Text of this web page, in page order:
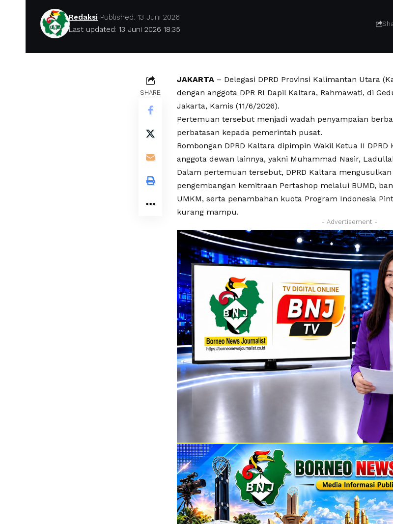
Last updated: 13 Juni 2026 18:35
Redaksi Published: 13 Juni 2026
SHARE
JAKARTA – Delegasi DPRD Provinsi Kalimantan Utara
dengan anggota DPR RI Dapil Kaltara, Rahmawati, di
Jakarta, Kamis (11/6/2026).
Pertemuan tersebut menjadi wadah penyampaian
perbatasan kepada pemerintah pusat.
Rombongan DPRD Kaltara dipimpin Wakil Ketua II
anggota dewan lainnya, yakni Muhammad Nasir,
Dalam pertemuan tersebut, DPRD Kaltara
pengembangan kemitraan Pertashop melalui BUMD,
UMKM, serta penambahan kuota Program Indonesia
kurang mampu.
- Advertisement -